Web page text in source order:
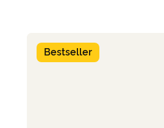
Bestseller